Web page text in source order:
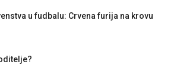
u fudbalu: Crvena furija na krovu